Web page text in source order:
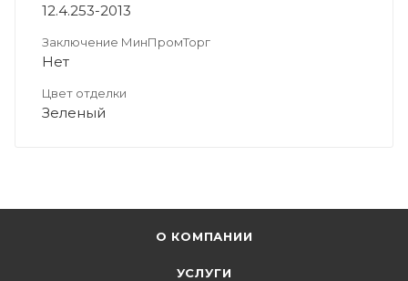
12.4.253-2013
Заключение МинПромТорг
Нет
Цвет отделки
Зеленый
О КОМПАНИИ
УСЛУГИ